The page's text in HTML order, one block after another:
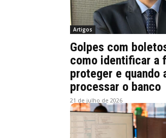
Artigos
Golpes com
como identificar a
proteger e quando
processar o banco
21 de julho de 2026